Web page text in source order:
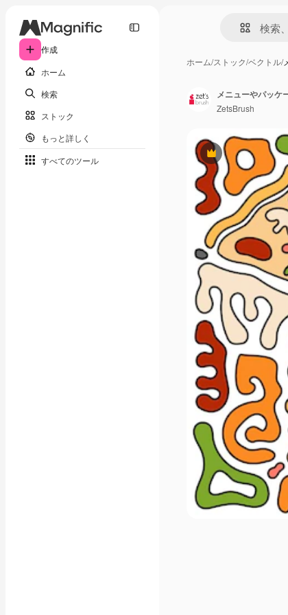
作成
ホーム
検索
ストック
もっと詳しく
すべてのツール
ホーム/ストック/ベクトル/
Premium
メニューやパッケ
ZetsBrush